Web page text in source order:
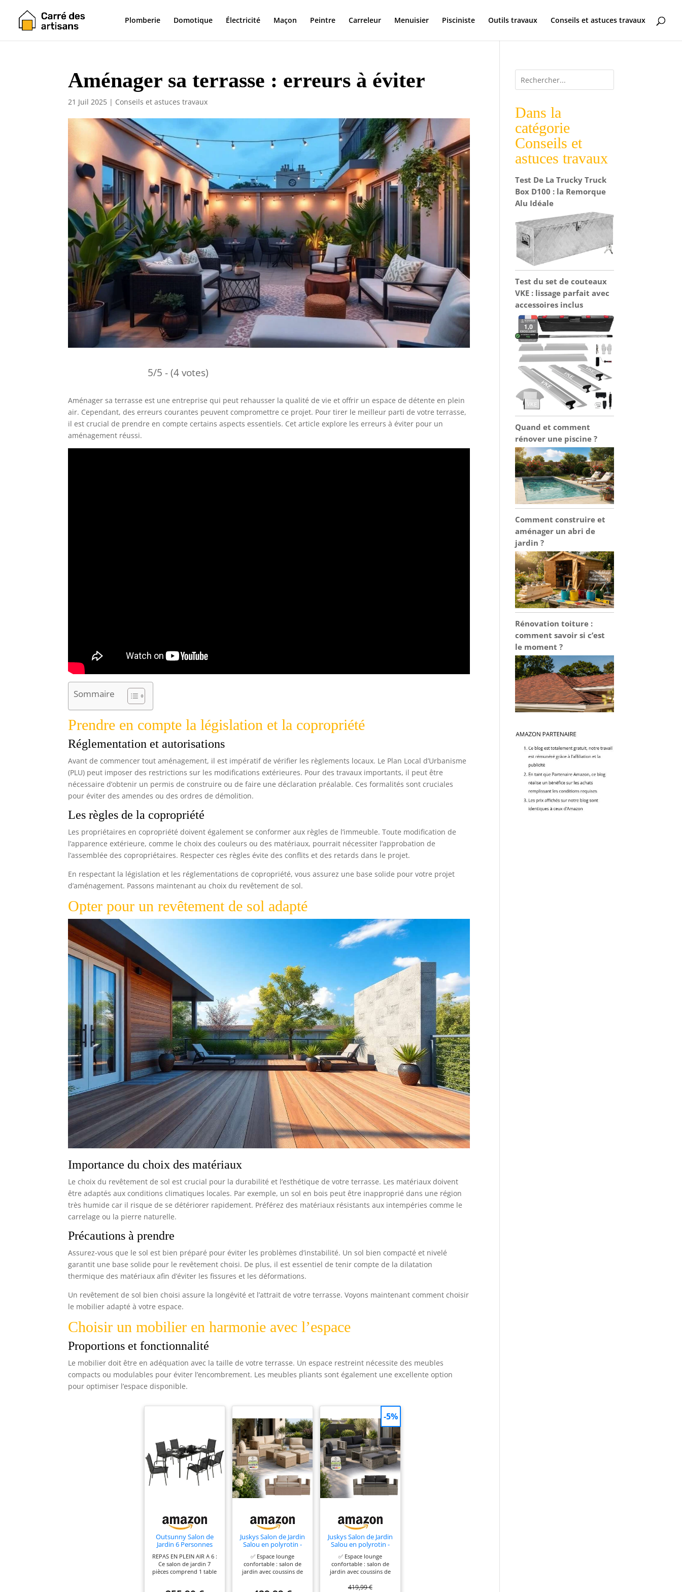
Plomberie Domotique Électricité Maçon Peintre Carreleur Menuisier Pisciniste Outils travaux Conseils et astuces travaux
Aménager sa terrasse : erreurs à éviter
21 Juil 2025 | Conseils et astuces travaux
5/5 - (4 votes)
Aménager sa terrasse est une entreprise qui peut rehausser la qualité de vie et offrir un espace de détente en plein
air. Cependant, des erreurs courantes peuvent compromettre ce projet. Pour tirer le meilleur parti de votre terrasse,
il est crucial de prendre en compte certains aspects essentiels. Cet article explore les erreurs à éviter pour un
aménagement réussi.
Sommaire
Prendre en compte la législation et la copropriété
Réglementation et autorisations
Avant de commencer tout aménagement, il est impératif de vérifier les règlements locaux. Le Plan Local d’Urbanisme
(PLU) peut imposer des restrictions sur les modifications extérieures. Pour des travaux importants, il peut être
nécessaire d’obtenir un permis de construire ou de faire une déclaration préalable. Ces formalités sont cruciales
pour éviter des amendes ou des ordres de démolition.
Les règles de la copropriété
Les propriétaires en copropriété doivent également se conformer aux règles de l’immeuble. Toute modification de
l’apparence extérieure, comme le choix des couleurs ou des matériaux, pourrait nécessiter l’approbation de
l’assemblée des copropriétaires. Respecter ces règles évite des conflits et des retards dans le projet.
En respectant la législation et les réglementations de copropriété, vous assurez une base solide pour votre projet
d’aménagement. Passons maintenant au choix du revêtement de sol.
Opter pour un revêtement de sol adapté
Importance du choix des matériaux
Le choix du revêtement de sol est crucial pour la durabilité et l’esthétique de votre terrasse. Les matériaux doivent
être adaptés aux conditions climatiques locales. Par exemple, un sol en bois peut être inapproprié dans une région
très humide car il risque de se détériorer rapidement. Préférez des matériaux résistants aux intempéries comme le
carrelage ou la pierre naturelle.
Précautions à prendre
Assurez-vous que le sol est bien préparé pour éviter les problèmes d’instabilité. Un sol bien compacté et nivelé
garantit une base solide pour le revêtement choisi. De plus, il est essentiel de tenir compte de la dilatation
thermique des matériaux afin d’éviter les fissures et les déformations.
Un revêtement de sol bien choisi assure la longévité et l’attrait de votre terrasse. Voyons maintenant comment choisir
le mobilier adapté à votre espace.
Choisir un mobilier en harmonie avec l’espace
Proportions et fonctionnalité
Le mobilier doit être en adéquation avec la taille de votre terrasse. Un espace restreint nécessite des meubles
compacts ou modulables pour éviter l’encombrement. Les meubles pliants sont également une excellente option
pour optimiser l’espace disponible.
Outsunny Salon de
Jardin 6 Personnes
Empilables Noir
REPAS EN PLEIN AIR A 6 :
Ce salon de jardin 7
pièces comprend 1 table
Juskys Salon de Jardin
Salou en polyrotin -
d'extérieur résistant
aux intempéries pour
6 Personnes - Coin
Coussins - pour
✅ Espace lounge
confortable : salon de
jardin avec coussins de
Juskys Salon de Jardin
Salou en polyrotin -
d'extérieur résistant
aux intempéries pour
6 Personnes - Coin
Coussins - pour
✅ Espace lounge
confortable : salon de
jardin avec coussins de
moelleusement
419,99 €
-5%
Dans la
catégorie
Conseils et
astuces travaux
Test De La Trucky Truck
Box D100 : la Remorque
Alu Idéale
Test du set de couteaux
VKE : lissage parfait avec
accessoires inclus
Quand et comment
rénover une piscine ?
Comment construire et
aménager un abri de
jardin ?
Rénovation toiture :
comment savoir si c’est
le moment ?